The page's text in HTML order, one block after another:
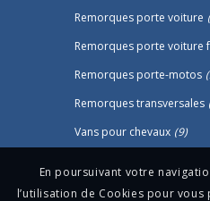
Remorques porte voiture
Remorques porte voiture
Remorques porte-motos
Remorques transversales
Vans pour chevaux (9)
En poursuivant votre
l’utilisation de Cookies pour